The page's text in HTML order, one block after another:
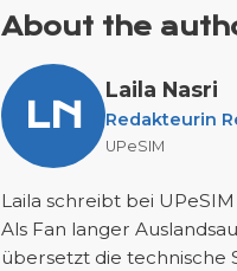
About the
LN
Laila Nasri
Redakteurin
UPeSIM
Laila schreibt bei
Als Fan langer
übersetzt die technische